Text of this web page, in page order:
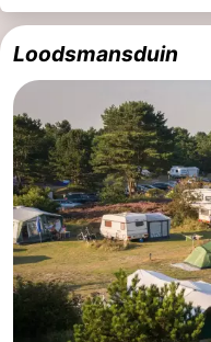
Paardrijden
-
Surfen
-
Wadlopen
Zeehonden
Eten
en
drinken
Evenementen
Praktisch
Forum
Loodsmansduin